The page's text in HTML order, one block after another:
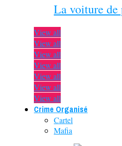
La voiture de
View all
View all
View all
View all
View all
View all
View all
Crime Organisé
Cartel
Mafia